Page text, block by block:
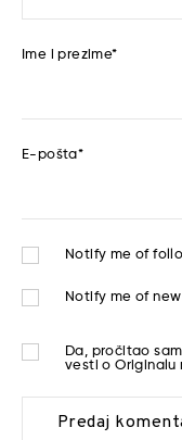
Ime i prezime*
E-pošta*
Notify me of
Notify me of
Da, pročitao sam
vesti o Originalu